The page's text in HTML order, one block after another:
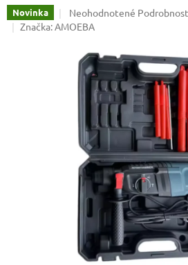
Novinka
Priemerné
hodnotenie
0,0
hviezdičiek.
Neohodnotené
Značka:AMOEBA